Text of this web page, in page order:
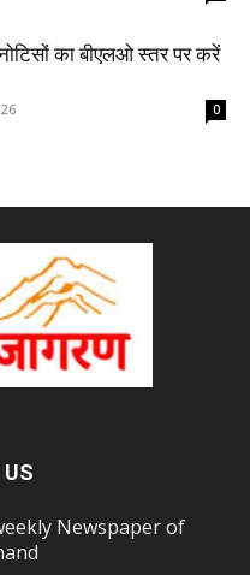
का बीएलओ स्तर पर करें
0
Newspaper of